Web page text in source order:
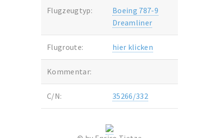
Flugzeugtyp:
Boeing 787-9
Dreamliner
Flugroute: hier klicken
Kommentar:
C/N: 35266/332